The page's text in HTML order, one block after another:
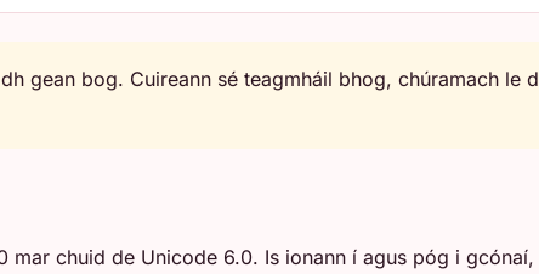
gean bog. Cuireann sé teagmháil bhog, chúramach
mar chuid de Unicode 6.0. Is ionann í agus póg i